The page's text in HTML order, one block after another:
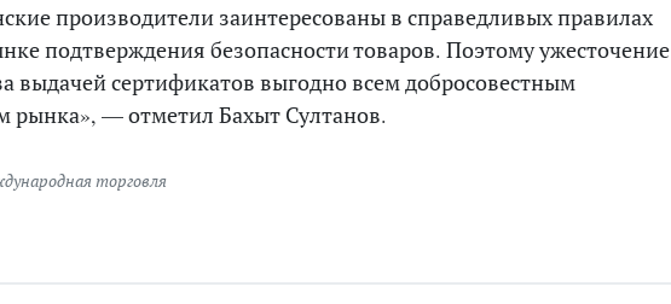
производители заинтересованы в справедливых правилах
подтверждения безопасности товаров. Поэтому ужесточение
выдачей сертификатов выгодно всем добросовестным
рынка», — отметил Бахыт Султанов.
торговля